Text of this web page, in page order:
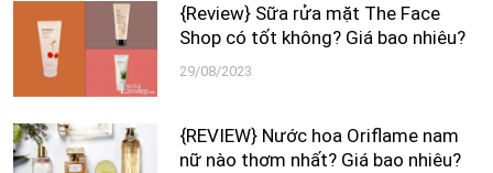
{Review} Sữa rửa mặt The Face
Shop có tốt không? Giá bao nhiêu?
29/08/2023
{REVIEW} Nước hoa Oriflame nam
nữ nào thơm nhất? Giá bao nhiêu?